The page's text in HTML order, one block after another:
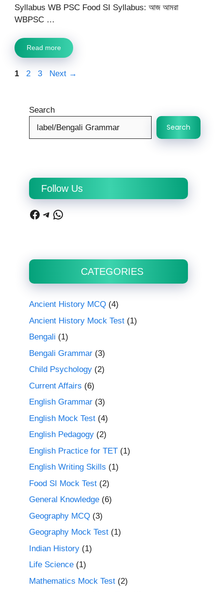
Syllabus WB PSC Food SI Syllabus: আজ আমরা
WBPSC …
Read more
Page
1 Page
2 Page
3 Next →
Search
Search
Follow Us
Facebook
Telegram
WhatsApp
CATEGORIES
Ancient History MCQ (4)
Ancient History Mock Test (1)
Bengali (1)
Bengali Grammar (3)
Child Psychology (2)
Current Affairs (6)
English Grammar (3)
English Mock Test (4)
English Pedagogy (2)
English Practice for TET (1)
English Writing Skills (1)
Food SI Mock Test (2)
General Knowledge (6)
Geography MCQ (3)
Geography Mock Test (1)
Indian History (1)
Life Science (1)
Mathematics Mock Test (2)